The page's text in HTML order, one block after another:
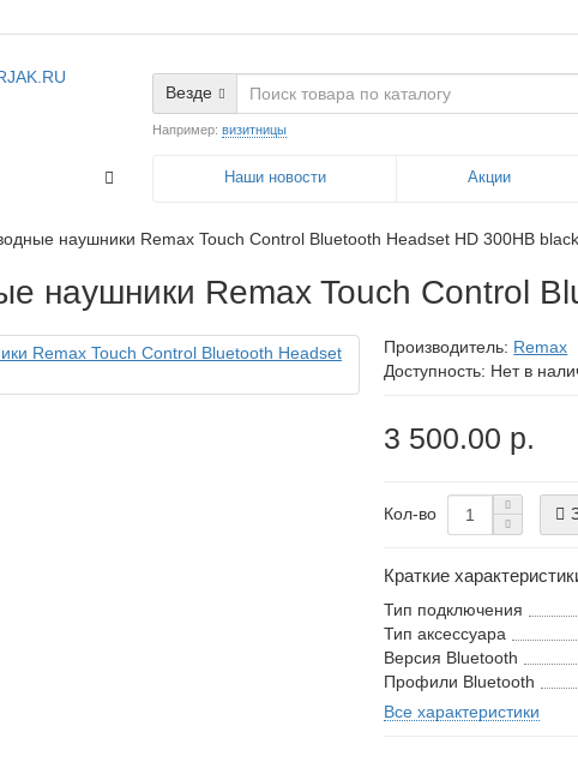
Везде
Например: визитницы
Наши новости Акции
наушники Remax Touch Control Bluetooth Headset HD 300HB black
наушники Remax Touch Control
Производитель: Remax
Доступность: Нет в
3 500.00 р.
Кол-во
Краткие
Тип подключения
Тип аксессуара
Версия Bluetooth
Профили Bluetooth
Все характеристики